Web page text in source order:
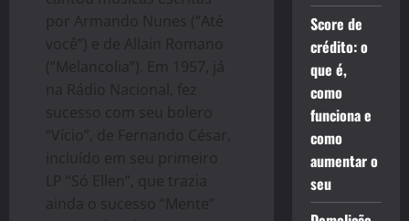
por Armando Nunes (“Até
você”) e de Allain Romano
(“Melancolia”). Em 1957, já
na Rádio Nacional, fez
sucesso com seu bolero
“Vício”, de Fernando César,
incluído em seu primeiro
LP “Só Ellen”, que trazia
ainda o sucesso “Mente”
Score de
crédito: o
que é,
como
funciona e
como
aumentar o
seu